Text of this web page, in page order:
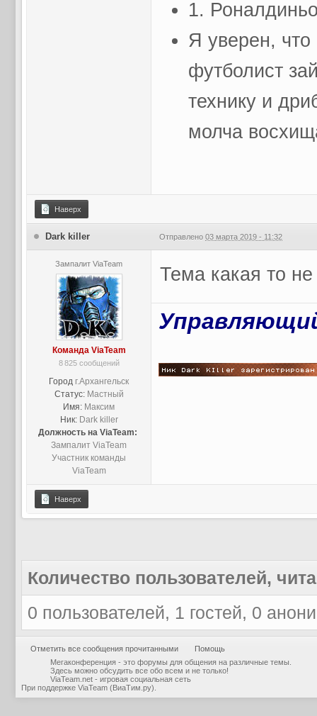
1.
Я уверен, что
футболист
технику и
молча
Наверх
Dark killer Отправлено 03 марта 2019 - 11:32
Зампалит ViaTeam
Команда ViaTeam
8 825 сообщений
Город г.Архангельск
Статус: Мастный
Имя: Максим
Ник: Dark killer
Должность на ViaTeam:
Зампалит ViaTeam
Участник команды
ViaTeam
Тема какая то
Наверх
Количество пользователей,
0 пользователей, 1 гостей, 0
Отметить все сообщения прочитанными
Помощь
Мегаконференция - это форумы для общения на различные темы.
Здесь можно обсудить все обо всем и не только!
ViaTeam.net - игровая социальная сеть
При поддержке ViaTeam (ВиаТим.ру)